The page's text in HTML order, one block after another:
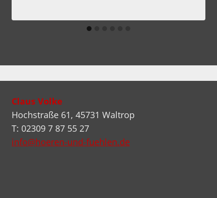
Claus Volke
Hochstraße 61, 45731 Waltrop
T: 02309 7 87 55 27
info@hoeren-und-fuehlen.de